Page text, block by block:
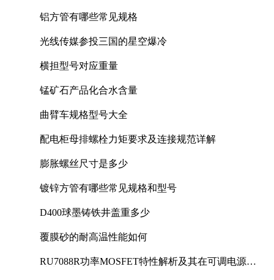
铝方管有哪些常见规格
光线传媒参投三国的星空爆冷
横担型号对应重量
锰矿石产品化合水含量
曲臂车规格型号大全
配电柜母排螺栓力矩要求及连接规范详解
膨胀螺丝尺寸是多少
镀锌方管有哪些常见规格和型号
D400球墨铸铁井盖重多少
覆膜砂的耐高温性能如何
RU7088R功率MOSFET特性解析及其在可调电源设